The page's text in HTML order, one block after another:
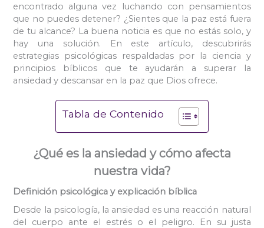
encontrado alguna vez luchando con pensamientos
que no puedes detener? ¿Sientes que la paz está fuera
de tu alcance? La buena noticia es que no estás solo, y
hay una solución. En este artículo, descubrirás
estrategias psicológicas respaldadas por la ciencia y
principios bíblicos que te ayudarán a superar la
ansiedad y descansar en la paz que Dios ofrece.
Tabla de Contenido
¿Qué es la ansiedad y cómo afecta
nuestra vida?
Definición psicológica y explicación bíblica
Desde la psicología, la ansiedad es una reacción natural
del cuerpo ante el estrés o el peligro. En su justa